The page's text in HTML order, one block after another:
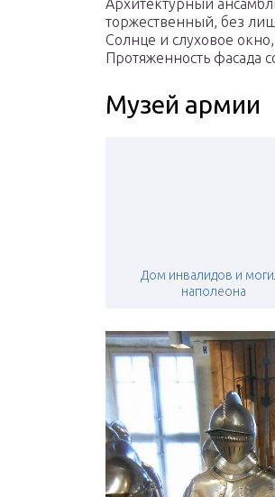
Архитектурный
торжественный, без
Солнце и слуховое
Протяженность фасада
Музей армии
Дом инвалидов и
наполеона